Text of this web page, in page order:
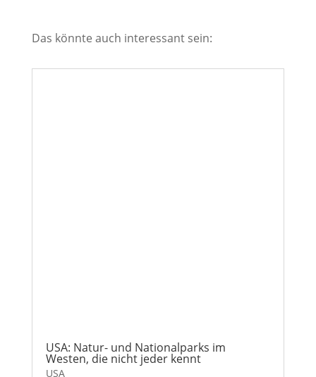
Das könnte auch interessant sein:
USA: Natur- und Nationalparks im
Westen, die nicht jeder kennt
USA